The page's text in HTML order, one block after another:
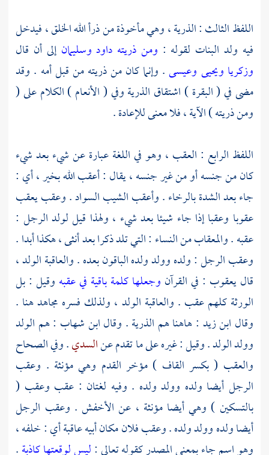
اللفظ الثالث : الذرية ، وهي مأخوذة من ذرأ الله الخلق ، فيدخل
فيه ولد البنات لقوله : ومن ذريته داود وسليمانإلى أن قال
وزكريا ويحيى وعيسى. وإنما كان من ذريته من قبل أمه . وقد
مضى في ( البقرة ) اشتقاق الذرية وفي ( الأنعام ) الكلام على (
ومن ذريته ) الآية ، فلا معنى للإعادة .
اللفظ الرابع : العقب ، وهو في اللغة عبارة عن شيء بعد شيء
كان من جنسه أو من غير جنسه ، يقال : أعقب الله بخير ، أي :
جاء بعد الشدة بالرخاء . وأعقب الشيب السواد . وعقب يعقب
عقوبا وعقبا إذا جاء شيئا بعد شيء ، ولهذا قيل لولد الرجل :
عقبه . والمعقاب من النساء : التي تلد ذكرا بعد أنثى ، هكذا أبدا .
وعقب الرجل : ولده وولد ولده الباقون بعده . والعاقبة الولد ،
قاليعقوب : في القرآن وجعلها كلمة باقية في عقبه وقيل : بل
الورثة كلهم عقب . والعاقبة الولد ، ولذلك فسره مجاهدهنا .
وقال ابن زيد : هاهنا هم الذرية . وقالابن شهاب : هم الولد
وولد الولد . وقيل : غيره على ما تقدم عنالسدي. وفي الصحاح
والعقب ( بكسر القاف ) مؤخر القدم وهي مؤنثة . وعقب
الرجل أيضا ولده وولد ولده . وفيه لغتان : عقب وعقب (
بالتسكين ) وهي أيضا مؤنثة ، عن الأخفش . وعقب الرجل
أيضا ولده وولد ولده . وعقب فلان مكان أبيه عاقبة أي : خلفه ،
وهو اسم جاء بمعنى المصدر كقوله تعالى :ليس لوقعتها كاذبة.